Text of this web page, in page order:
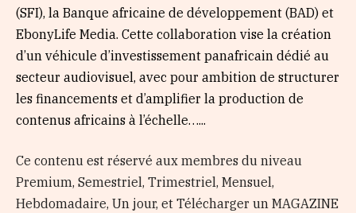
(SFI), la Banque africaine de développement (BAD) et
EbonyLife Media. Cette collaboration vise la création
d’un véhicule d’investissement panafricain dédié au
secteur audiovisuel, avec pour ambition de structurer
les financements et d’amplifier la production de
contenus africains à l’échelle…...
Ce contenu est réservé aux membres du niveau
Premium, Semestriel, Trimestriel, Mensuel,
Hebdomadaire, Un jour, et Télécharger un MAGAZINE